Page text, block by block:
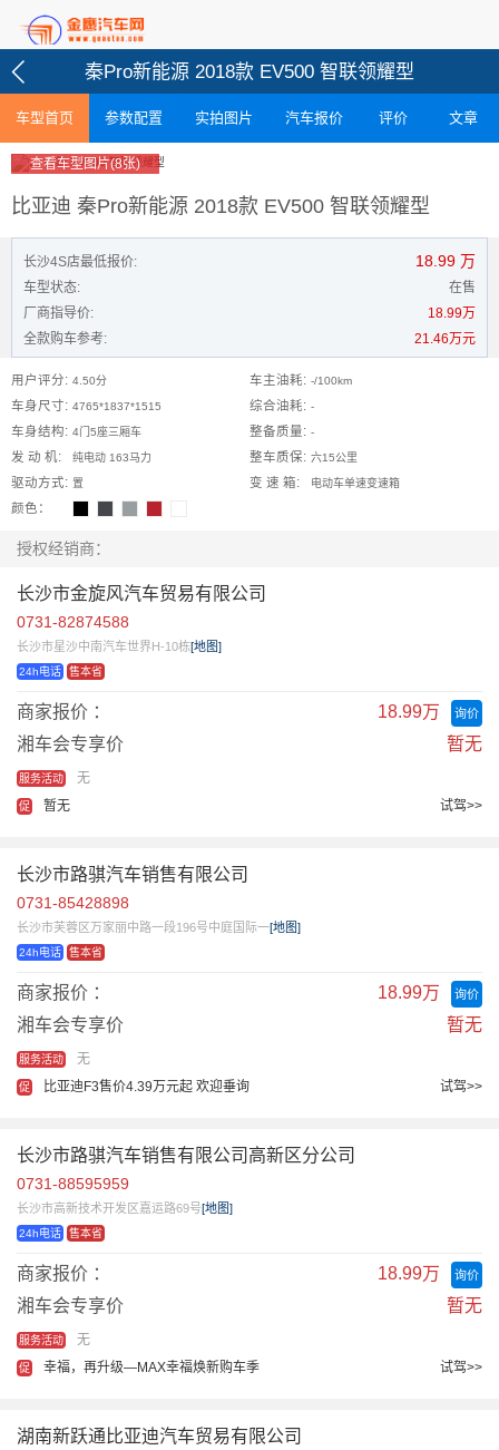
秦Pro新能源 2018款 EV500 智联领耀型
车型首页 参数配置 实拍图片 汽车报价 评价 文章
查看车型图片(8张)
比亚迪 秦Pro新能源 2018款 EV500 智联领耀型
长沙4S店最低报价: 18.99 万
车型状态:
在售
厂商指导价:
18.99万
全款购车参考:
21.46万元
用户评分: 4.50分 车主油耗: -/100km
车身尺寸: 4765*1837*1515 综合油耗: -
车身结构: 4门5座三厢车 整备质量: -
发 动 机: 纯电动 163马力 整车质保: 六15公里
驱动方式: 置 变 速 箱: 电动车单速变速箱
颜色：
授权经销商：
长沙市金旋风汽车贸易有限公司
0731-82874588
长沙市星沙中南汽车世界H-10栋[地图]
24h电话 售本省
商家报价 ： 询价
18.99万
湘车会专享价
暂无
服务活动 无
促 暂无 试驾>>
长沙市路骐汽车销售有限公司
0731-85428898
长沙市芙蓉区万家丽中路一段196号中庭国际一[地图]
24h电话 售本省
商家报价 ： 询价
18.99万
湘车会专享价
暂无
服务活动 无
促 比亚迪F3售价4.39万元起 欢迎垂询 试驾>>
长沙市路骐汽车销售有限公司高新区分公司
0731-88595959
长沙市高新技术开发区嘉运路69号[地图]
24h电话 售本省
商家报价 ： 询价
18.99万
湘车会专享价
暂无
服务活动 无
促 幸福，再升级—MAX幸福焕新购车季 试驾>>
湖南新跃通比亚迪汽车贸易有限公司